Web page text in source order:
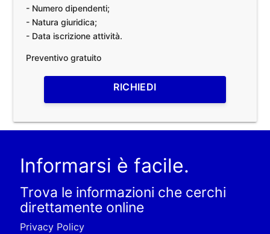
- Numero dipendenti;
- Natura giuridica;
- Data iscrizione attività.
Preventivo gratuito
RICHIEDI
Informarsi è facile.
Trova le informazioni che cerchi
direttamente online
Privacy Policy